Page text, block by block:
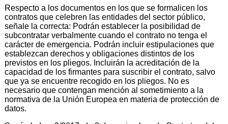
Respecto a los documentos en los que se formalicen los
contratos que celebren las entidades del sector público,
señale la correcta: Podrán establecer la posibilidad de
subcontratar verbalmente cuando el contrato no tenga el
carácter de emergencia. Podrán incluir estipulaciones que
establezcan derechos y obligaciones distintos de los
previstos en los pliegos. Incluirán la acreditación de la
capacidad de los firmantes para suscribir el contrato, salvo
que ya se encuentre recogido en los pliegos. No es
necesario que contengan mención al sometimiento a la
normativa de la Unión Europea en materia de protección de
datos.